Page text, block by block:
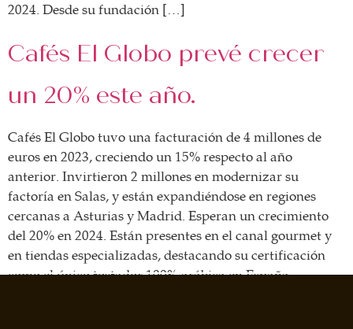
2024. Desde su fundación […]
Cafés El Globo prevé crecer
un 20% este año.
Cafés El Globo tuvo una facturación de 4 millones de
euros en 2023, creciendo un 15% respecto al año
anterior. Invirtieron 2 millones en modernizar su
factoría en Salas, y están expandiéndose en regiones
cercanas a Asturias y Madrid. Esperan un crecimiento
del 20% en 2024. Están presentes en el canal gourmet y
en tiendas especializadas, destacando su certificación
como el único tostador 100% arábica en España.